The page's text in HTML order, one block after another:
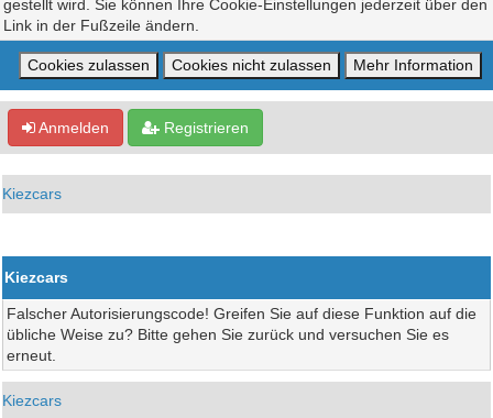
gestellt wird. Sie können Ihre Cookie-Einstellungen jederzeit über den
Link in der Fußzeile ändern.
Anmelden Registrieren
Kiezcars
Kiezcars
Falscher Autorisierungscode! Greifen Sie auf diese Funktion auf die
übliche Weise zu? Bitte gehen Sie zurück und versuchen Sie es
erneut.
Kiezcars